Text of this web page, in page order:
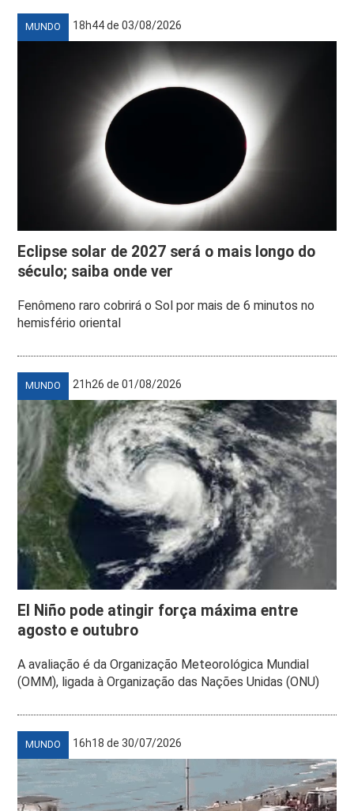
MUNDO 18h44 de 03/08/2026
Eclipse solar de 2027 será o mais longo do
século; saiba onde ver
Fenômeno raro cobrirá o Sol por mais de 6 minutos no
hemisfério oriental
MUNDO 21h26 de 01/08/2026
El Niño pode atingir força máxima entre
agosto e outubro
A avaliação é da Organização Meteorológica Mundial
(OMM), ligada à Organização das Nações Unidas (ONU)
MUNDO 16h18 de 30/07/2026